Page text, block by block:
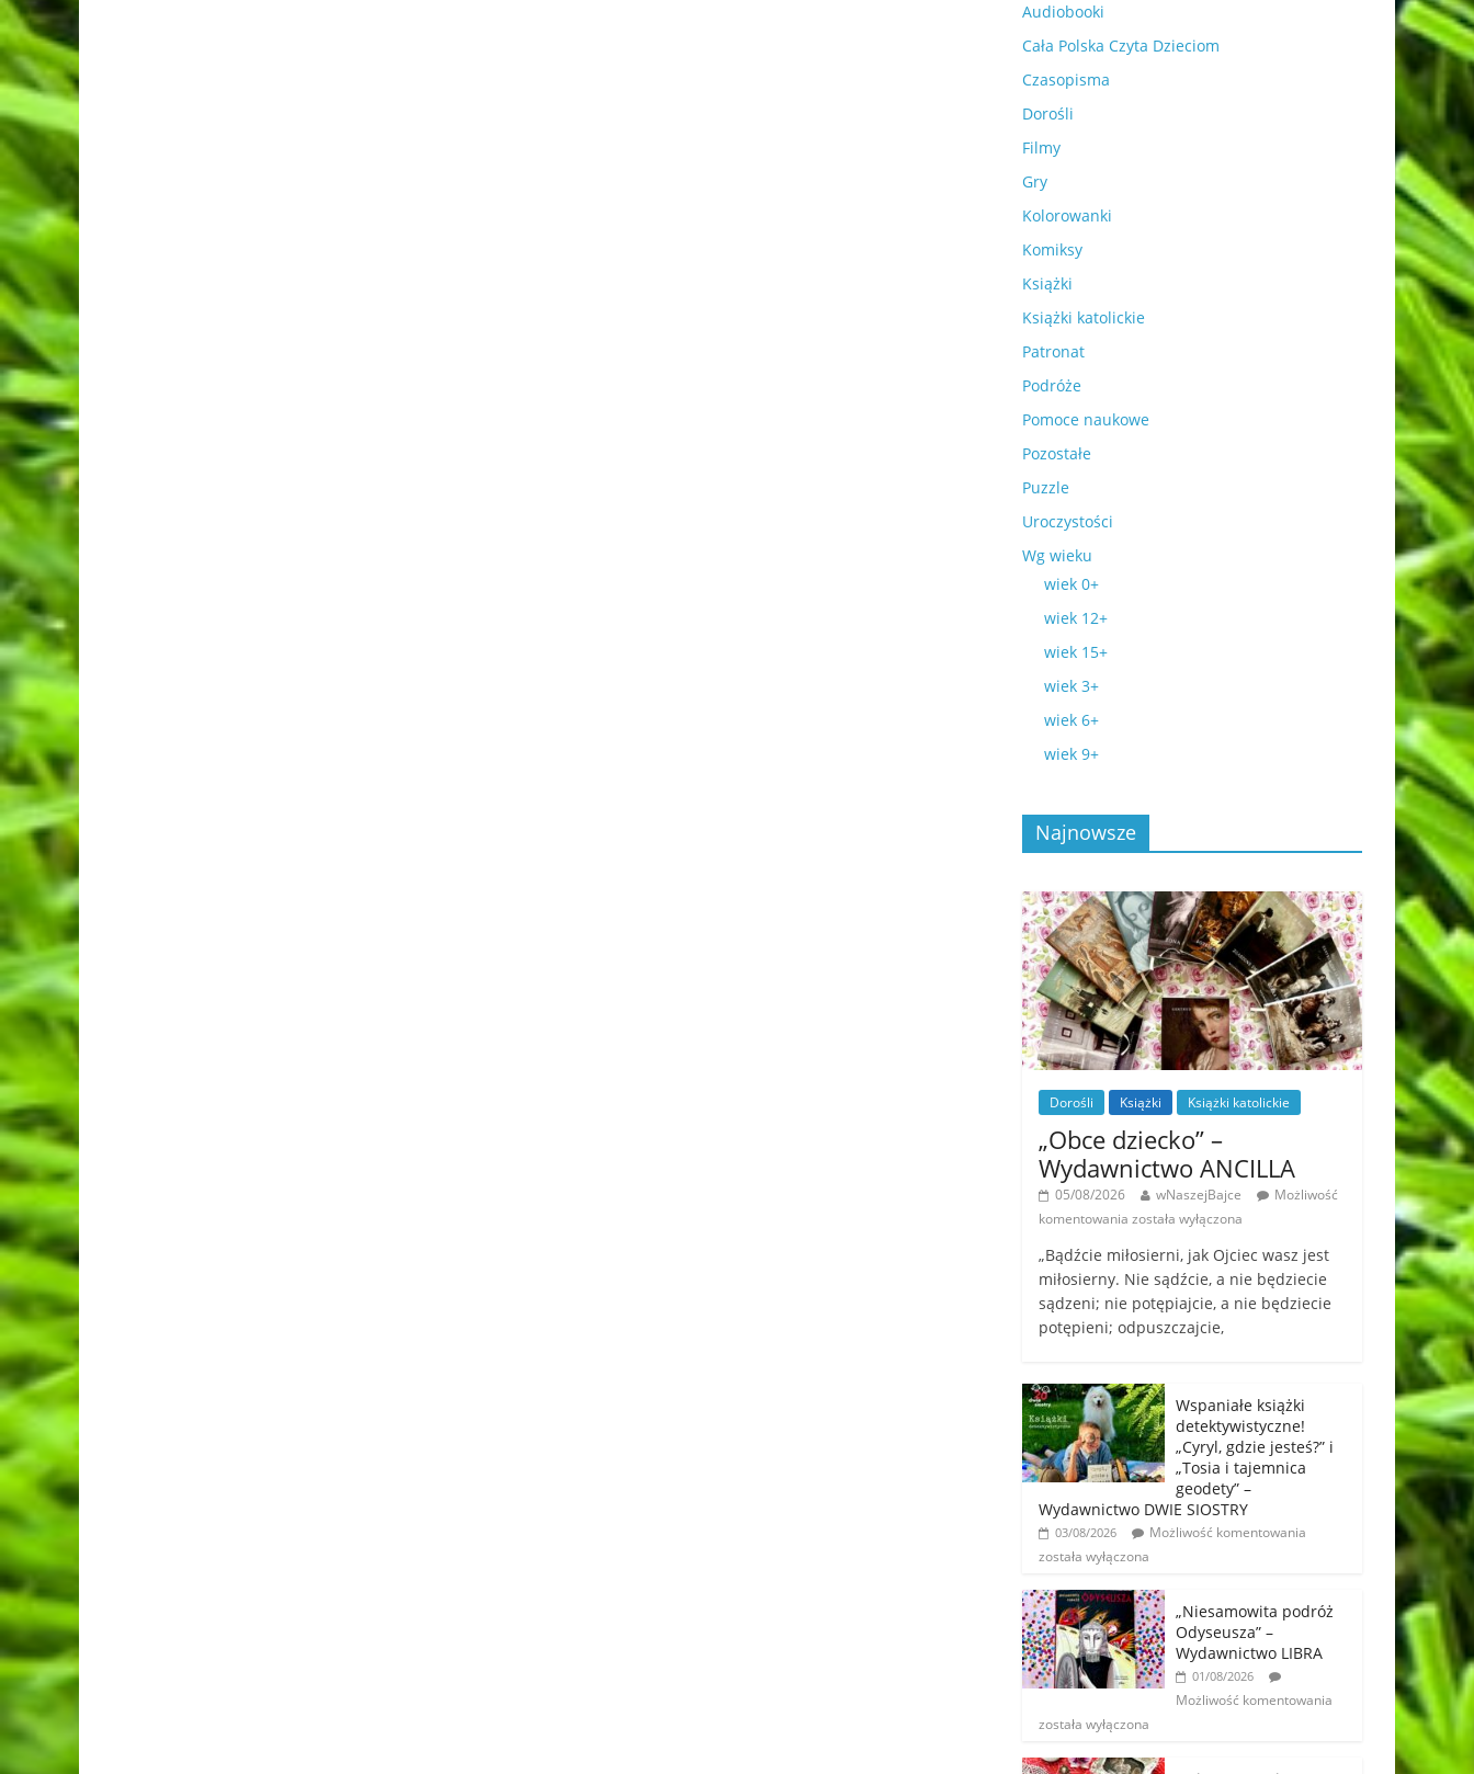
Audiobooki
Cała Polska Czyta Dzieciom
Czasopisma
Dorośli
Filmy
Gry
Kolorowanki
Komiksy
Książki
Książki katolickie
Patronat
Podróże
Pomoce naukowe
Pozostałe
Puzzle
Uroczystości
Wg wieku
wiek 0+
wiek 12+
wiek 15+
wiek 3+
wiek 6+
wiek 9+
Najnowsze
Dorośli Książki Książki katolickie
„Obce dziecko” –
Wydawnictwo ANCILLA
05/08/2026 wNaszejBajce
Możliwość
komentowania została wyłączona
„Bądźcie miłosierni, jak Ojciec wasz jest
miłosierny. Nie sądźcie, a nie będziecie
sądzeni; nie potępiajcie, a nie będziecie
potępieni; odpuszczajcie,
Wspaniałe książki
detektywistyczne!
„Cyryl, gdzie jesteś?” i
„Tosia i tajemnica
geodety” –
Wydawnictwo DWIE SIOSTRY
03/08/2026
Możliwość komentowania
została wyłączona
„Niesamowita podróż
Odyseusza” –
Wydawnictwo LIBRA
01/08/2026
Możliwość komentowania
została wyłączona